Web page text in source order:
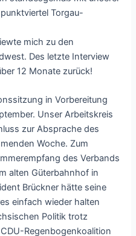
Torgau-
mich zu den
Des letzte Interview
12 Monate zurück!
in Vorbereitung
Unser Arbeitskreis
zur Absprache des
Woche. Zum
des Verbands
alten Güterbahnhof in
Brückner hätte seine
einfach wieder halten
Politik trotz
Regenbogenkoalition